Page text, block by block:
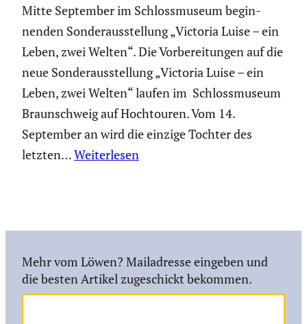
Mitte September im Schloss­mu­seum begin­
nenden Sonder­aus­stel­lung „Victoria Luise – ein
Leben, zwei Welten“. Die Vorbe­rei­tungen auf die
neue Sonder­aus­stel­lung „Victoria Luise – ein
Leben, zwei Welten“ laufen im Schloss­mu­seum
Braun­schweig auf Hochtouren. Vom 14.
September an wird die einzige Tochter des
letzten…Weiterlesen
Mehr vom Löwen? Mailadresse eingeben und
die besten Artikel zugeschickt bekommen.